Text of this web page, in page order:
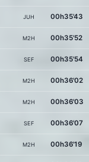
JUH 00h35'43
M2H 00h35'52
SEF 00h35'54
M2H 00h36'02
M2H 00h36'03
SEF 00h36'07
M2H 00h36'19